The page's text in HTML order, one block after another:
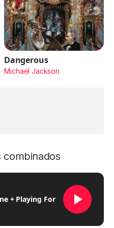
Dangerous
Michael Jackson
+ Playing For